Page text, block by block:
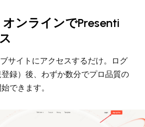
オンラインでPresenti
サイトにアクセスするだけ。ログ
録）後、わずか数分でプロ品質の
できます。